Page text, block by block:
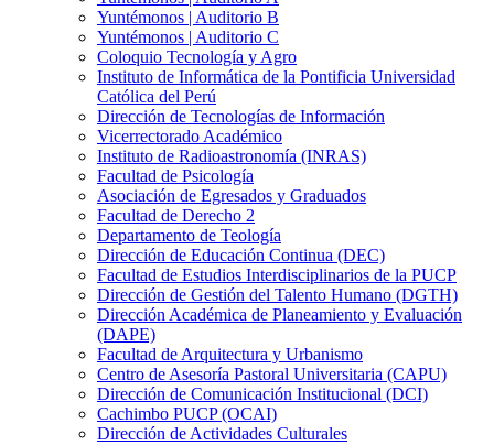
Yuntémonos | Auditorio B
Yuntémonos | Auditorio C
Coloquio Tecnología y Agro
Instituto de Informática de la Pontificia Universidad
Católica del Perú
Dirección de Tecnologías de Información
Vicerrectorado Académico
Instituto de Radioastronomía (INRAS)
Facultad de Psicología
Asociación de Egresados y Graduados
Facultad de Derecho 2
Departamento de Teología
Dirección de Educación Continua (DEC)
Facultad de Estudios Interdisciplinarios de la PUCP
Dirección de Gestión del Talento Humano (DGTH)
Dirección Académica de Planeamiento y Evaluación
(DAPE)
Facultad de Arquitectura y Urbanismo
Centro de Asesoría Pastoral Universitaria (CAPU)
Dirección de Comunicación Institucional (DCI)
Cachimbo PUCP (OCAI)
Dirección de Actividades Culturales